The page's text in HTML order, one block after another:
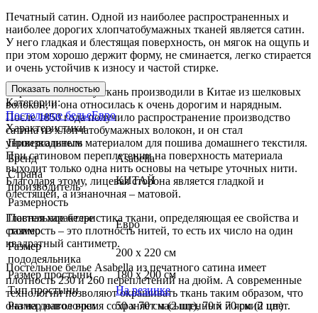
Печатный сатин. Одной из наиболее распространенных и
наиболее дорогих хлопчатобумажных тканей является сатин.
У него гладкая и блестящая поверхность, он мягок на ощупь и
при этом хорошо держит форму, не сминается, легко стирается
и очень устойчив к износу и частой стирке.
Первоначально эту ткань производили в Китае из шелковых
волокон, и она относилась к очень дорогим и нарядным.
После 1850 года получило распространение производство
сатина из хлопчатобумажных волокон, и он стал
универсальным материалом для пошива домашнего текстиля.
При сатиновом переплетении на поверхность материала
выходит только одна нить основы на четыре уточных нити.
Благодаря этому, лицевая сторона является гладкой и
блестящей, а изнаночная – матовой.
Главная характеристика ткани, определяющая ее свойства и
стоимость – это плотность нитей, то есть их число на один
квадратный сантиметр.
Постельное белье Asabella из печатного сатина имеет
плотность 230 и 260 переплетений на дюйм. А современные
технологии позволяют окрашивать ткань таким образом, что
она на долгое время сохраняет насыщенный и яркий цвет.
Показать полностью
Категории:
Постельное бельеЕвро
Характеристики
Производитель
Бренд
Asabella
Страна
производитель
КИТАЙ
Размерность
Постельное белье
размер
Евро
Размер
пододеяльника
200 х 220 см
Размер простыни
180 х 200 см
Тип простыни
На резинке
Размер наволочки
50 х 70 см (2 шт), 70 х 70 см (2 шт)